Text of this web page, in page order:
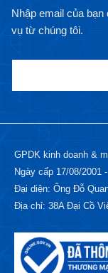
Nhập email của
vụ từ chúng tôi.
GPDK kinh doanh &
Ngày cấp 17/08/2001
Đại diện: Ông Đỗ
Địa chỉ: 38A Đại Cồ